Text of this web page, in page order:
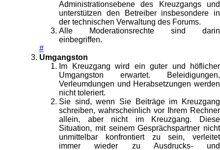
Administrationsebene des Kreuzgangs und
unterstützen den Betreiber insbesondere in
der technischen Verwaltung des Forums.
Alle Moderationsrechte sind darin
einbegriffen.
#
Umgangston
Im Kreuzgang wird ein guter und höflicher
Umgangston erwartet. Beleidigungen,
Verleumdungen und Herabsetzungen werden
nicht toleriert.
Sie sind, wenn Sie Beiträge im Kreuzgang
schreiben, wahrscheinlich vor Ihrem Rechner
allein, aber nicht im Kreuzgang. Diese
Situation, mit seinem Gesprächspartner nicht
unmittelbar konfrontiert zu sein, verleitet
immer wieder zu Ausdrucks- und